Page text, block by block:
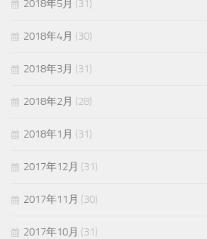
2018年5月 (31)
2018年4月 (30)
2018年3月 (31)
2018年2月 (28)
2018年1月 (31)
2017年12月 (31)
2017年11月 (30)
2017年10月 (31)